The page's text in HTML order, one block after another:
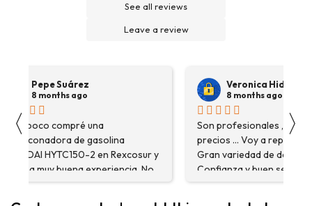
See all reviews
Leave a review
〈
Pepe Suárez
8 months ago
Hace poco compré una
destoconadora de gasolina
HYUNDAI HYTC150-2 en Rexcosur y
fue una muy buena experiencia. No
solo me encontré el producto que
Veronica Hidalgo
8 months ago
Son profesionales ,
precios ... Voy a repetir
Gran variedad de
Confianza y buen servicio.
〉